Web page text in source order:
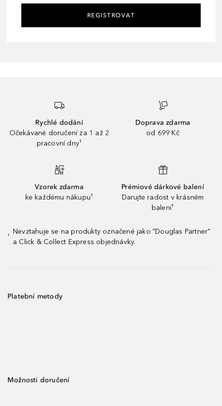
REGISTROVAT
Rychlé dodání
Očekávané doručení za 1 až 2
pracovní dny¹
Doprava zdarma
od 699 Kč
Vzorek zdarma
ke každému nákupu¹
Prémiové dárkové balení
Darujte radost v krásném
balení¹
¹
Nevztahuje se na produkty označené jako "Douglas Partner"
a Click & Collect Express objednávky.
Platební metody
Možnosti doručení